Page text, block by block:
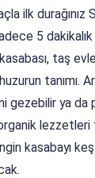
ilk durağınız
5
taş
tanımı.
gezebilir ya
lezzetleri
kasabayı